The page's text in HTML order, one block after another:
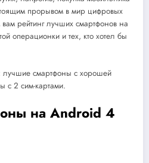
прорывом в мир цифровых
рейтинг лучших смартфонов на
операционки и тех, кто хотел бы
лучшие смартфоны с хорошей
с 2 сим-картами.
на Android 4